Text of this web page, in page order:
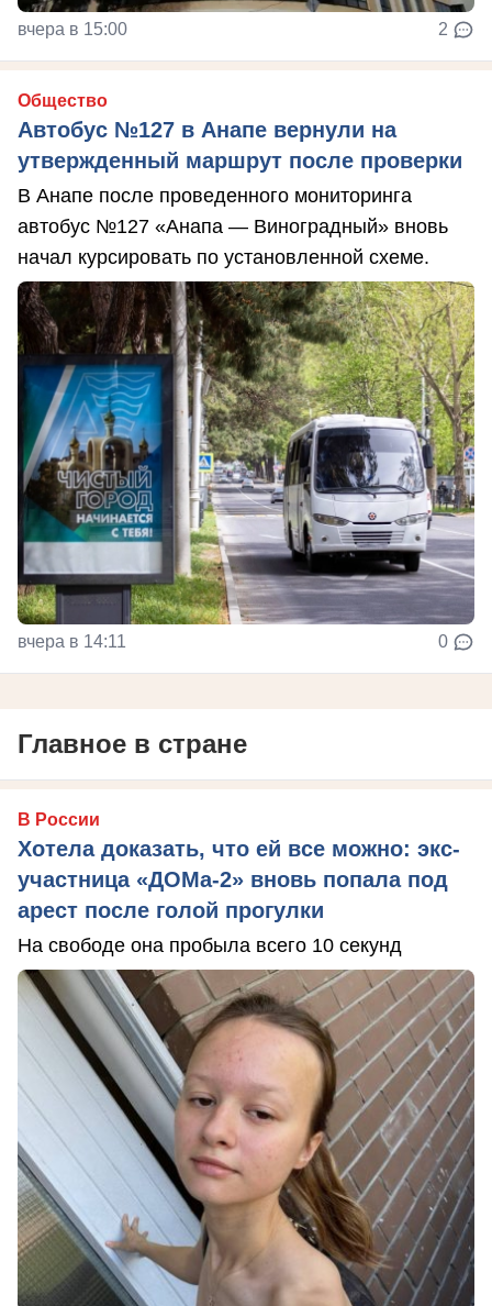
вчера в 15:00 2
Общество
Автобус №127 в Анапе вернули на
утвержденный маршрут после проверки
В Анапе после проведенного мониторинга
автобус №127 «Анапа — Виноградный» вновь
начал курсировать по установленной схеме.
вчера в 14:11 0
Главное в стране
В России
Хотела доказать, что ей все можно: экс-
участница «ДОМа-2» вновь попала под
арест после голой прогулки
На свободе она пробыла всего 10 секунд